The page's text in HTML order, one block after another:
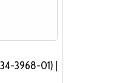
3968-01) |